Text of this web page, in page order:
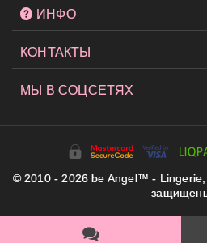
ИНФО
КОНТАКТЫ
МЫ В СОЦСЕТЯХ
© 2010 - 2026 be Angel™ - Lingerie,